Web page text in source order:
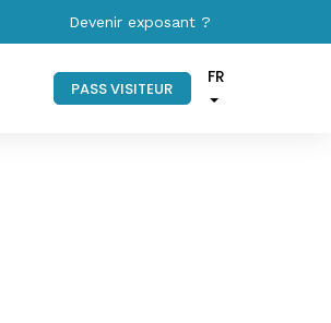
Devenir exposant ?
PASS VISITEUR
FR